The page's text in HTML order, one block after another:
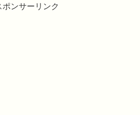
ポンサーリンク